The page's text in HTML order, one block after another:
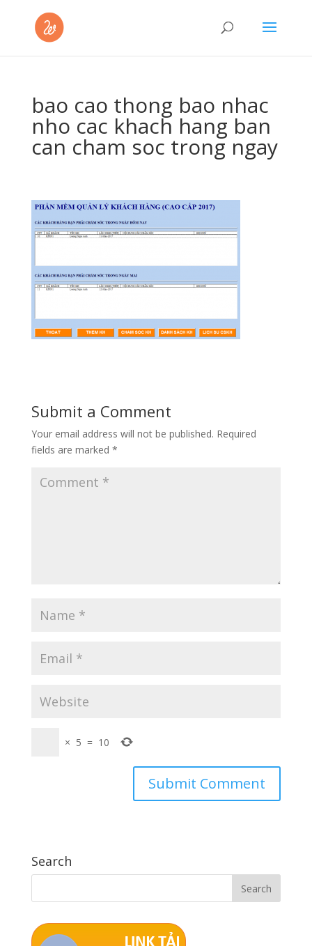
bao cao thong bao nhac
nho cac khach hang ban
can cham soc trong ngay
Submit a Comment
Your email address will not be published. Required
fields are marked *
× 5 = 10
Search